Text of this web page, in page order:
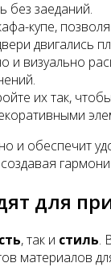
без заеданий.
купе,
двигались
и визуально
их так,
и обеспечит
для
, так и стиль.
материалов